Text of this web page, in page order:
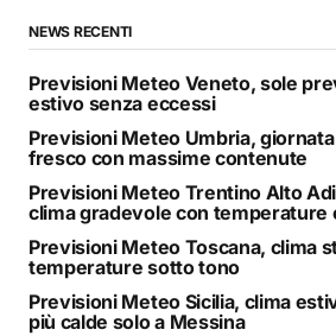
NEWS RECENTI
Previsioni Meteo Veneto, sole
estivo senza eccessi
Previsioni Meteo Umbria,
fresco con massime contenute
Previsioni Meteo Trentino Alto
clima gradevole con temperature
Previsioni Meteo Toscana, clima
temperature sotto tono
Previsioni Meteo Sicilia, clima
più calde solo a Messina